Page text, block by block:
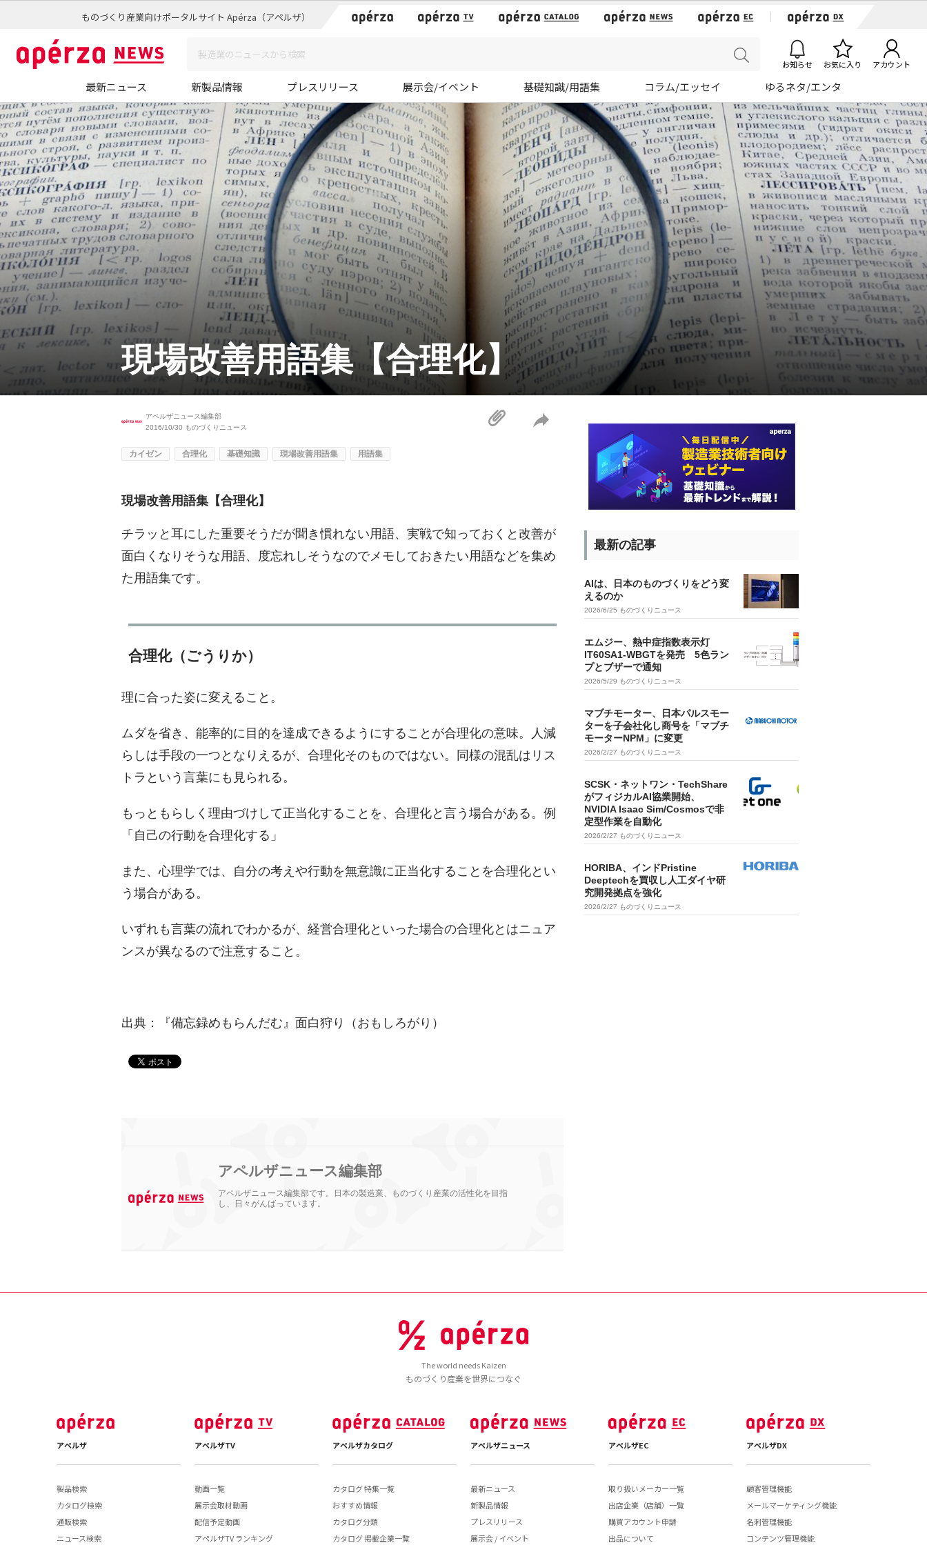
ものづくり産業向けポータルサイト Apérza（アペルザ）
お知らせ お気に入り アカウント
最新ニュース 新製品情報 プレスリリース 展示会/イベント 基礎知識/用語集 コラム/エッセイ ゆるネタ/エンタ
現場改善用語集【合理化】
アペルザニュース編集部
2016/10/30 ものづくりニュース
カイゼン 合理化 基礎知識 現場改善用語集 用語集
現場改善用語集【合理化】
チラッと耳にした重要そうだが聞き慣れない用語、実戦で知っておくと改善が
面白くなりそうな用語、度忘れしそうなのでメモしておきたい用語などを集め
た用語集です。
合理化（ごうりか）
理に合った姿に変えること。
ムダを省き、能率的に目的を達成できるようにすることが合理化の意味。人減
らしは手段の一つとなりえるが、合理化そのものではない。同様の混乱はリス
トラという言葉にも見られる。
もっともらしく理由づけして正当化することを、合理化と言う場合がある。例
「自己の行動を合理化する」
また、心理学では、自分の考えや行動を無意識に正当化することを合理化とい
う場合がある。
いずれも言葉の流れでわかるが、経営合理化といった場合の合理化とはニュア
ンスが異なるので注意すること。
出典：『備忘録めもらんだむ』面白狩り（おもしろがり）
アペルザニュース編集部
アペルザニュース編集部です。日本の製造業、ものづくり産業の活性化を目指
し、日々がんばっています。
最新の記事
AIは、日本のものづくりをどう変
えるのか
2026/6/25 ものづくりニュース
エムジー、熱中症指数表示灯
IT60SA1-WBGTを発売 5色ラン
プとブザーで通知
2026/5/29 ものづくりニュース
マブチモーター、日本パルスモー
ターを子会社化し商号を「マブチ
モーターNPM」に変更
2026/2/27 ものづくりニュース
SCSK・ネットワン・TechShare
がフィジカルAI協業開始、
NVIDIA Isaac Sim/Cosmosで非
定型作業を自動化
2026/2/27 ものづくりニュース
HORIBA、インドPristine
Deeptechを買収し人工ダイヤ研
究開発拠点を強化
2026/2/27 ものづくりニュース
The world needs Kaizen
ものづくり産業を世界につなぐ
アペルザ
製品検索
カタログ検索
通販検索
ニュース検索
アペルザTV
動画一覧
展示会取材動画
配信予定動画
アペルザTV ランキング
アペルザカタログ
カタログ 特集一覧
おすすめ情報
カタログ分類
カタログ 掲載企業一覧
アペルザニュース
最新ニュース
新製品情報
プレスリリース
展示会 / イベント
アペルザEC
取り扱いメーカー一覧
出店企業（店舗）一覧
購買アカウント申請
出品について
アペルザDX
顧客管理機能
メールマーケティング機能
名刺管理機能
コンテンツ管理機能